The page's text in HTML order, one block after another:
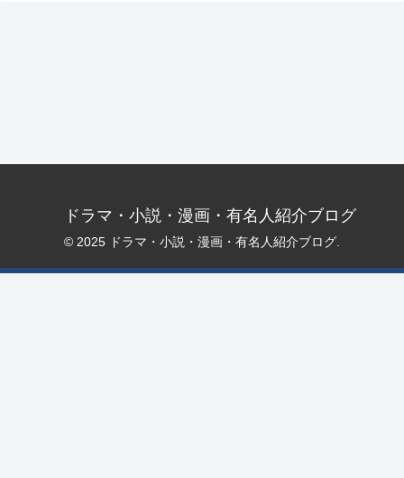
ドラマ・小説・漫画・有名人紹介ブログ
© 2025 ドラマ・小説・漫画・有名人紹介ブログ.